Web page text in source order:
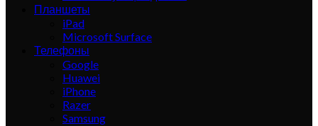
Планшеты
iPad
Microsoft Surface
Телефоны
Google
Huawei
iPhone
Razer
Samsung